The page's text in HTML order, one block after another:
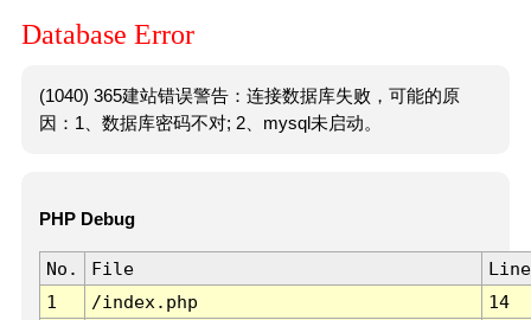
Database Error
(1040) 365建站错误警告：连接数据库失败，可能的原
因：1、数据库密码不对; 2、mysql未启动。
PHP Debug
No. File
Line
1
/index.php 14